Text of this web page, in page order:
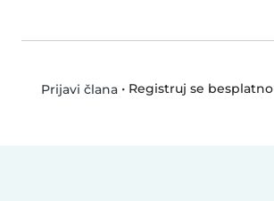
Prijavi člana• Registruj se besplatno